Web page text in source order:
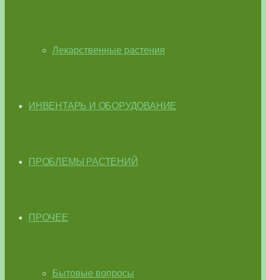
Лекарственные растения
ИНВЕНТАРЬ И ОБОРУДОВАНИЕ
ПРОБЛЕМЫ РАСТЕНИЙ
ПРОЧЕЕ
Бытовые вопросы